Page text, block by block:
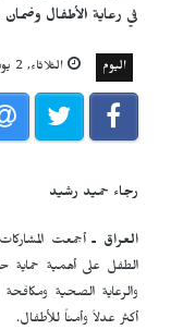
في رعاية الأطفال
اليوم الثلاثاء, 2 يونيو 2026, 09:06
رجاء حميد رشيد
العراق ـأجمعت
الطفل على أهمية حماية
والرعاية الصحية
أكثر عدلاً وأمناً للأطفال.